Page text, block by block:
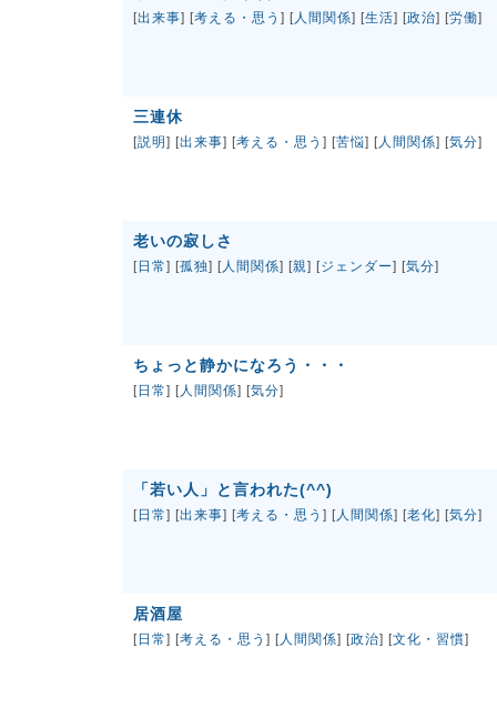
[出来事] [考える・思う ] [人間関係] [生活] [政治] [労働]
三連休
[説明 ] [出来事] [考える・思う ] [苦悩] [人間関係] [気分]
老いの寂しさ
[日常] [孤独] [人間関係] [親] [ジェンダー] [気分]
ちょっと静かになろう・・・
[日常] [人間関係] [気分]
「若い人」と言われた(^^)
[日常] [出来事] [考える・思う ] [人間関係] [老化] [気分]
居酒屋
[日常] [考える・思う ] [人間関係] [政治] [文化・習慣]